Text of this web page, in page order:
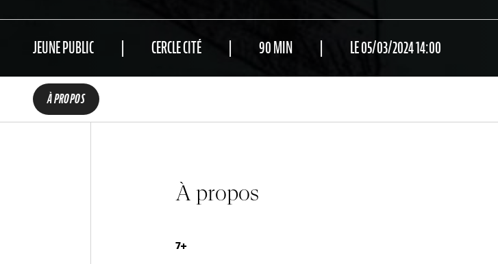
JEUNE PUBLIC CERCLE CITÉ 90 MIN LE 05/03/2024 14:00
À PROPOS
À propos
7+